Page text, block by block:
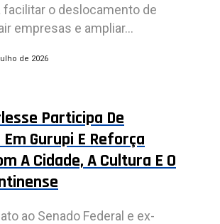
facilitar o deslocamento de
empresas e ampliar...
de 2026
Participa De
Gurupi E Reforça
A Cidade, A Cultura E O
ao Senado Federal e ex-